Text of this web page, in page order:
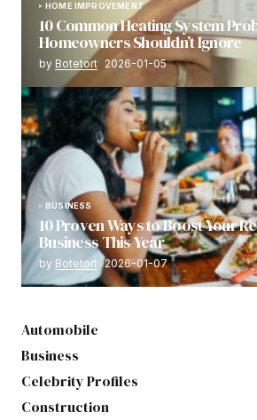
HOME IMPROVEMENT
10 Common Heating System
Homeowners Shouldn’t Ignore
by Botetort 2026-01-05
BUSINESS
10 Proven Ways to Boost Your
Business This Year
by Botetort 2026-01-07
Automobile
Business
Celebrity Profiles
Construction